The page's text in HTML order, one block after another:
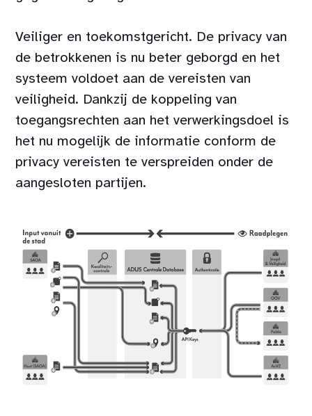
Veiliger en toekomstgericht. De privacy van
de betrokkenen is nu beter geborgd en het
systeem voldoet aan de vereisten van
veiligheid. Dankzij de koppeling van
toegangsrechten aan het verwerkingsdoel is
het nu mogelijk de informatie conform de
privacy vereisten te verspreiden onder de
aangesloten partijen.